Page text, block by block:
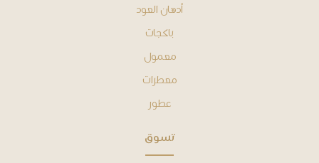
أدهان ﺍﻟﻌﻮﺩ
باكجات
معمول
معطرات
عطور
ﺗﺴﻮﻕ